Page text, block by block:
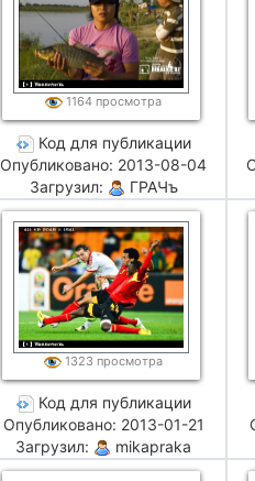
1164 просмотра
Код для публикации
Опубликовано: 2013-08-04
Загрузил:
ГРАЧъ
1323 просмотра
Код для публикации
Опубликовано: 2013-01-21
Загрузил:
mikapraka